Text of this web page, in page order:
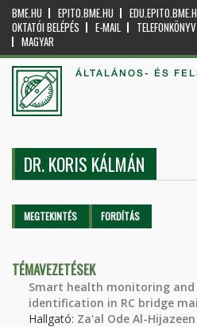
BME.HU EPITO.BME.HU
OKTATÓI BELÉPÉS
E-MAIL TELEFONKÖNYV
MAGYAR
ÁLTALÁNOS- ÉS
DR. KORIS KÁLMÁN
Elsődleges fülek
MEGTEKINTÉS (AKTÍVFORDÍTÁS
TÉMAVEZETÉSEK
Smart health monitoring
identification in RC bridge
Hallgató: Za'al Ode Al-Hijazeen